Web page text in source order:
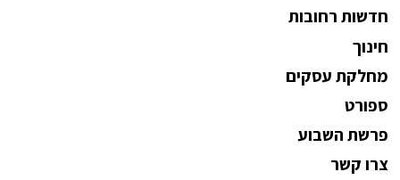
חדשות רחובות
חינוך
מחלקת עסקים
ספורט
פרשת השבוע
צרו קשר